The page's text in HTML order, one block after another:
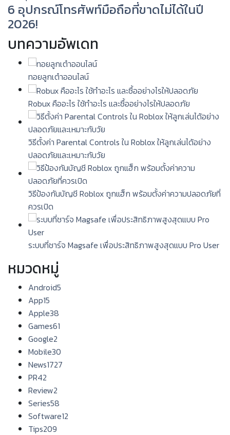
6 อุปกรณ์โทรศัพท์มือถือที่ขาดไม่ได้ในปี
2026!
บทความอัพเดท
ทอยลูกเต๋าออนไลน์
Robux คืออะไร ใช้ทำอะไร และซื้ออย่างไรให้ปลอดภัย
วิธีตั้งค่า Parental Controls ใน Roblox ให้ลูกเล่นได้อย่าง
ปลอดภัยและเหมาะกับวัย
วิธีป้องกันบัญชี Roblox ถูกแฮ็ก พร้อมตั้งค่าความปลอดภัยที่
ควรเปิด
ระบบที่ชาร์จ Magsafe เพื่อประสิทธิภาพสูงสุดแบบ Pro User
หมวดหมู่
Android5
App15
Apple38
Games61
Google2
Mobile30
News1727
PR42
Review2
Series58
Software12
Tips209